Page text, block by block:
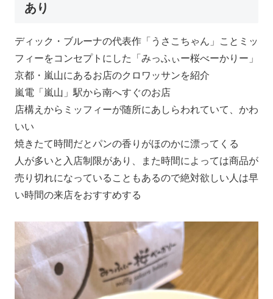
あり
ディック・ブルーナの代表作「うさこちゃん」ことミッ
フィーをコンセプトにした「みっふぃー桜べーかりー」
京都・嵐山にあるお店のクロワッサンを紹介
嵐電「嵐山」駅から南へすぐのお店
店構えからミッフィーが随所にあしらわれていて、かわ
いい
焼きたて時間だとパンの香りがほのかに漂ってくる
人が多いと入店制限があり、また時間によっては商品が
売り切れになっていることもあるので絶対欲しい人は早
い時間の来店をおすすめする